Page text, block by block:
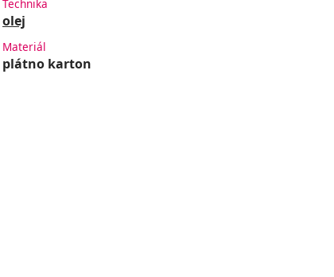
Technika
olej
Materiál
plátno karton